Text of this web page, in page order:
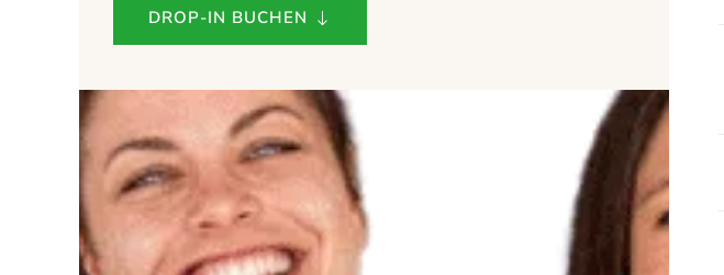
DROP-IN BUCHEN